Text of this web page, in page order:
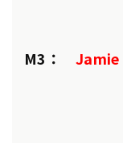
M3： Jamie